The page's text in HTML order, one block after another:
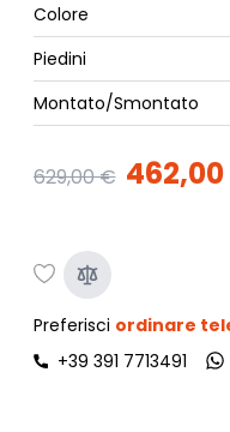
Colore
Piedini
Montato/Smontato
629,00 €
Preferisci ordinare
+39 391 7713491